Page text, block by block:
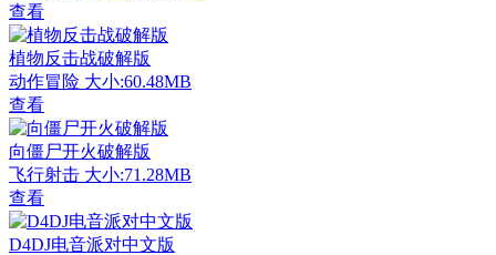
查看
植物反击战破解版
动作冒险 大小:60.48MB
查看
向僵尸开火破解版
飞行射击 大小:71.28MB
查看
D4DJ电音派对中文版